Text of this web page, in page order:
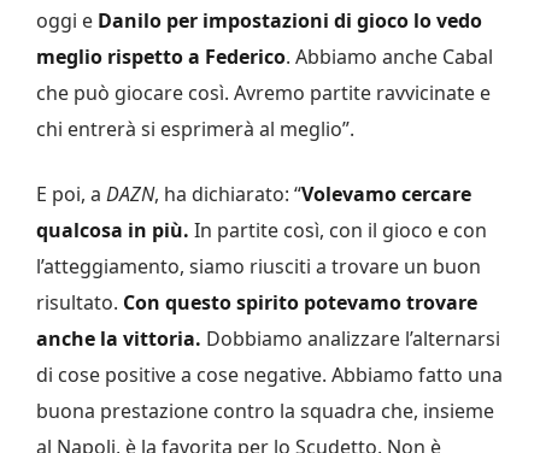
oggi e Danilo per impostazioni di gioco lo vedo
meglio rispetto a Federico. Abbiamo anche Cabal
che può giocare così. Avremo partite ravvicinate e
chi entrerà si esprimerà al meglio”.
E poi, a DAZN, ha dichiarato: “Volevamo cercare
qualcosa in più. In partite così, con il gioco e con
l’atteggiamento, siamo riusciti a trovare un buon
risultato. Con questo spirito potevamo trovare
anche la vittoria. Dobbiamo analizzare l’alternarsi
di cose positive a cose negative. Abbiamo fatto una
buona prestazione contro la squadra che, insieme
al Napoli, è la favorita per lo Scudetto. Non è